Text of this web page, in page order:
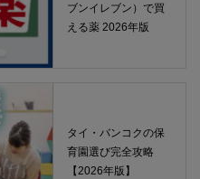
ブンイレブン）で買
える薬 2026年版
タイ・バンコクの保
育園選び完全攻略
【2026年版】